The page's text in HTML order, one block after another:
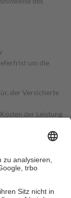
um die
der Versicherte
der Leistung